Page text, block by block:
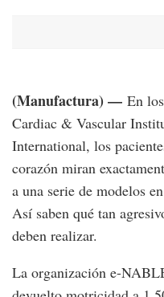
(Manufactura) — En
Cardiac & Vascular
International, los
corazón miran
a una serie de modelos
Así saben qué tan
deben realizar.
La organización e-